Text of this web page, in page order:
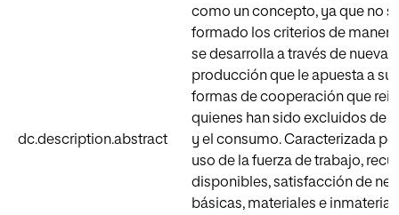
dc.description.abstract
como un concepto, ya que no
formado los criterios de manera
se desarrolla a través de
producción que le apuesta a su
formas de cooperación que
quienes han sido excluidos de
y el consumo. Caracterizada
uso de la fuerza de trabajo,
disponibles, satisfacción de
básicas, materiales e